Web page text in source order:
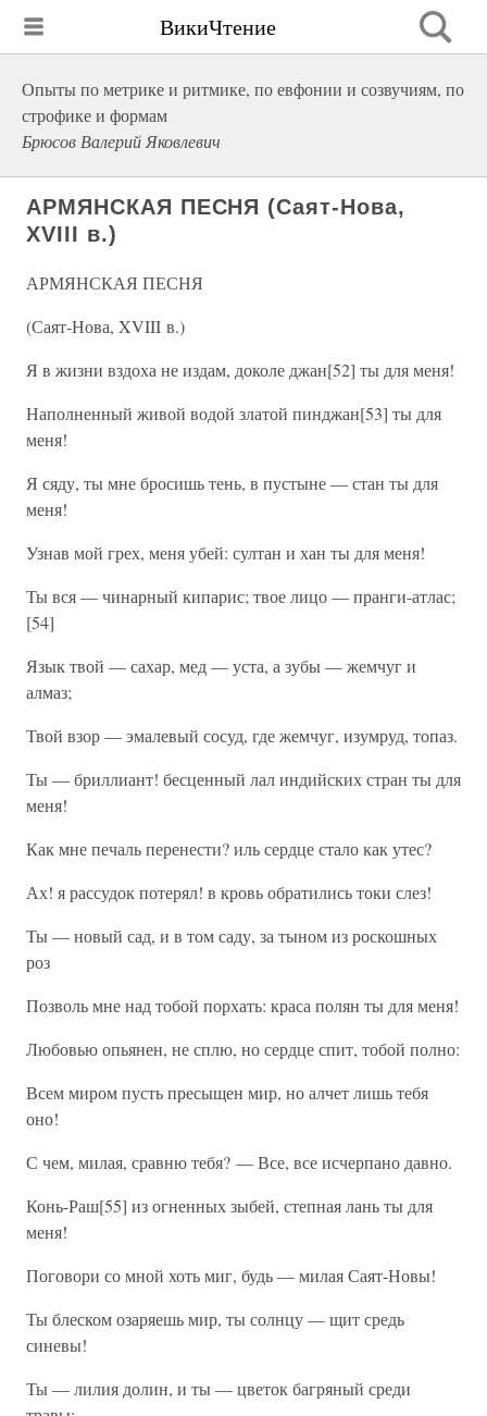
ВикиЧтение
Опыты по метрике и ритмике, по евфонии и созвучиям, по
строфике и формам
Брюсов Валерий Яковлевич
АРМЯНСКАЯ ПЕСНЯ (Саят-Нова,
XVIII в.)
АРМЯНСКАЯ ПЕСНЯ
(Саят-Нова, XVIII в.)
Я в жизни вздоха не издам, доколе джан[52] ты для меня!
Наполненный живой водой златой пинджан[53] ты для
меня!
Я сяду, ты мне бросишь тень, в пустыне — стан ты для
меня!
Узнав мой грех, меня убей: султан и хан ты для меня!
Ты вся — чинарный кипарис; твое лицо — пранги-атлас;
[54]
Язык твой — сахар, мед — уста, а зубы — жемчуг и
алмаз;
Твой взор — эмалевый сосуд, где жемчуг, изумруд, топаз.
Ты — бриллиант! бесценный лал индийских стран ты для
меня!
Как мне печаль перенести? иль сердце стало как утес?
Ах! я рассудок потерял! в кровь обратились токи слез!
Ты — новый сад, и в том саду, за тыном из роскошных
роз
Позволь мне над тобой порхать: краса полян ты для меня!
Любовью опьянен, не сплю, но сердце спит, тобой полно:
Всем миром пусть пресыщен мир, но алчет лишь тебя
оно!
С чем, милая, сравню тебя? — Все, все исчерпано давно.
Конь-Раш[55] из огненных зыбей, степная лань ты для
меня!
Поговори со мной хоть миг, будь — милая Саят-Новы!
Ты блеском озаряешь мир, ты солнцу — щит средь
синевы!
Ты — лилия долин, и ты — цветок багряный среди